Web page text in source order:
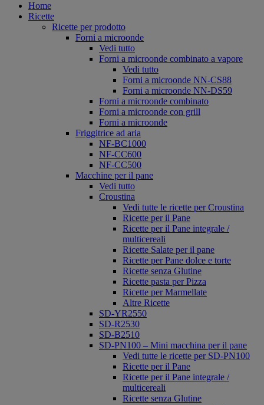
Home
Ricette
Ricette per prodotto
Forni a microonde
Vedi tutto
Forni a microonde combinato a vapore
Vedi tutto
Forni a microonde NN-CS88
Forni a microonde NN-DS59
Forni a microonde combinato
Forni a microonde con grill
Forni a microonde
Friggitrice ad aria
NF-BC1000
NF-CC600
NF-CC500
Macchine per il pane
Vedi tutto
Croustina
Vedi tutte le ricette per Croustina
Ricette per il Pane
Ricette per il Pane integrale /
multicereali
Ricette Salate per il pane
Ricette per Pane dolce e torte
Ricette senza Glutine
Ricette pasta per Pizza
Ricette per Marmellate
Altre Ricette
SD-YR2550
SD-R2530
SD-B2510
SD-PN100 – Mini macchina per il pane
Vedi tutte le ricette per SD-PN100
Ricette per il Pane
Ricette per il Pane integrale /
multicereali
Ricette senza Glutine